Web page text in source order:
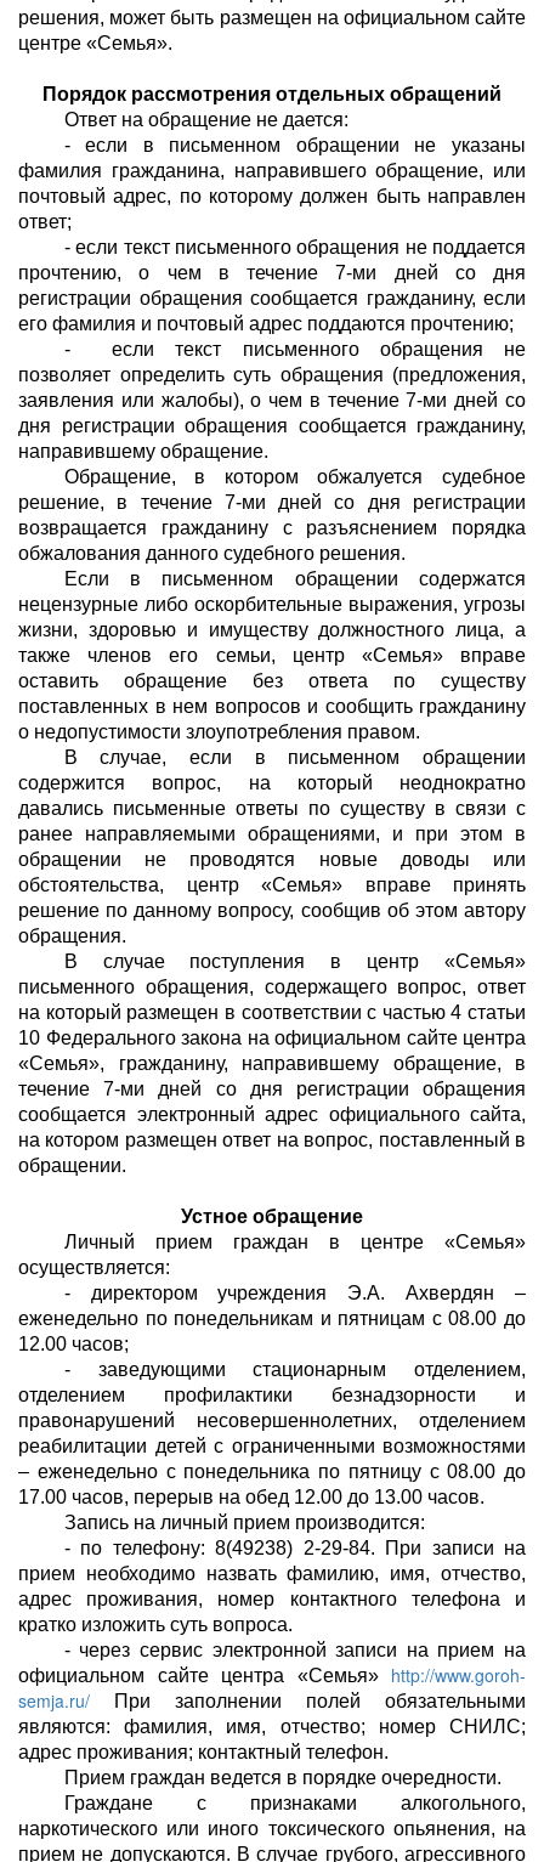
решения, может быть размещен на официальном сайте
центре «Семья».
Порядок рассмотрения отдельных обращений
Ответ на обращение не дается:
- если в письменном обращении не указаны
фамилия гражданина, направившего обращение, или
почтовый адрес, по которому должен быть направлен
ответ;
- если текст письменного обращения не поддается
прочтению, о чем в течение 7-ми дней со дня
регистрации обращения сообщается гражданину, если
его фамилия и почтовый адрес поддаются прочтению;
- если текст письменного обращения не
позволяет определить суть обращения (предложения,
заявления или жалобы), о чем в течение 7-ми дней со
дня регистрации обращения сообщается гражданину,
направившему обращение.
Обращение, в котором обжалуется судебное
решение, в течение 7-ми дней со дня регистрации
возвращается гражданину с разъяснением порядка
обжалования данного судебного решения.
Если в письменном обращении содержатся
нецензурные либо оскорбительные выражения, угрозы
жизни, здоровью и имуществу должностного лица, а
также членов его семьи, центр «Семья» вправе
оставить обращение без ответа по существу
поставленных в нем вопросов и сообщить гражданину
о недопустимости злоупотребления правом.
В случае, если в письменном обращении
содержится вопрос, на который неоднократно
давались письменные ответы по существу в связи с
ранее направляемыми обращениями, и при этом в
обращении не проводятся новые доводы или
обстоятельства, центр «Семья» вправе принять
решение по данному вопросу, сообщив об этом автору
обращения.
В случае поступления в центр «Семья»
письменного обращения, содержащего вопрос, ответ
на который размещен в соответствии с частью 4 статьи
10 Федерального закона на официальном сайте центра
«Семья», гражданину, направившему обращение, в
течение 7-ми дней со дня регистрации обращения
сообщается электронный адрес официального сайта,
на котором размещен ответ на вопрос, поставленный в
обращении.
Устное обращение
Личный прием граждан в центре «Семья»
осуществляется:
- директором учреждения Э.А. Ахвердян –
еженедельно по понедельникам и пятницам с 08.00 до
12.00 часов;
- заведующими стационарным отделением,
отделением профилактики безнадзорности и
правонарушений несовершеннолетних, отделением
реабилитации детей с ограниченными возможностями
– еженедельно с понедельника по пятницу с 08.00 до
17.00 часов, перерыв на обед 12.00 до 13.00 часов.
Запись на личный прием производится:
- по телефону: 8(49238) 2-29-84. При записи на
прием необходимо назвать фамилию, имя, отчество,
адрес проживания, номер контактного телефона и
кратко изложить суть вопроса.
- через сервис электронной записи на прием на
официальном сайте центра «Семья» http://www.goroh-
semja.ru/ При заполнении полей обязательными
являются: фамилия, имя, отчество; номер СНИЛС;
адрес проживания; контактный телефон.
Прием граждан ведется в порядке очередности.
Граждане с признаками алкогольного,
наркотического или иного токсического опьянения, на
прием не допускаются. В случае грубого, агрессивного